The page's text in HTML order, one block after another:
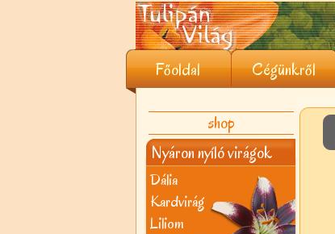
Főoldal Cégünkről
shop
Nyáron nyíló virágok
Dália
Kardvirág
Liliom